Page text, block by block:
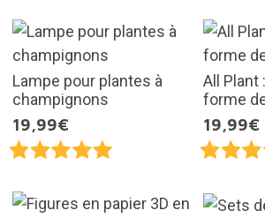
Lampe pour plantes à
champignons
19,99€
All Plant
forme
19,99€